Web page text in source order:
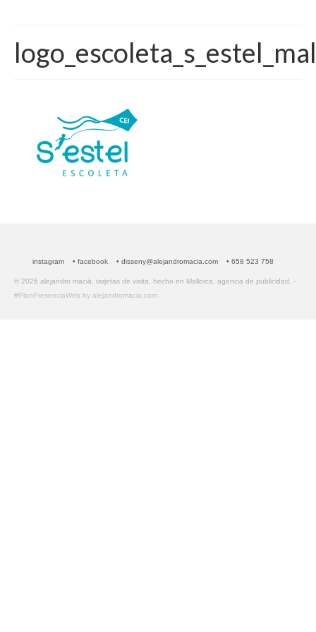
instagram • facebook • disseny@alejandromacia.com • 658 523 758
© 2026 alejandro macià, tarjetas de visita, hecho en Mallorca, agencia de publicidad. -
#PlanPresenciaWeb by alejandromacia.com